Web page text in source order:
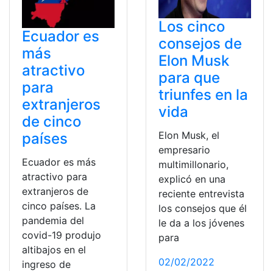
Ecuador es
más
atractivo
para
extranjeros
de cinco
países
Ecuador es más
atractivo para
extranjeros de
cinco países. La
pandemia del
covid-19 produjo
altibajos en el
ingreso de
Los cinco
consejos de
Elon Musk
para que
triunfes en la
vida
Elon Musk, el
empresario
multimillonario,
explicó en una
reciente entrevista
los consejos que él
le da a los jóvenes
para
02/02/2022